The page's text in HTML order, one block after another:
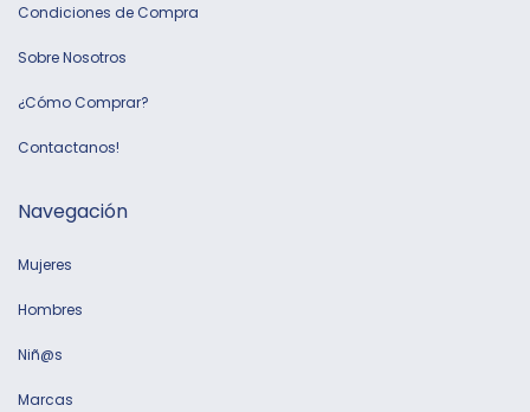
Condiciones de Compra
Sobre Nosotros
¿Cómo Comprar?
Contactanos!
Navegación
Mujeres
Hombres
Niñ@s
Marcas